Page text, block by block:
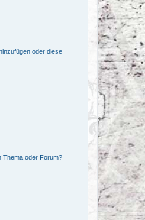
oder diese
Thema oder Forum?